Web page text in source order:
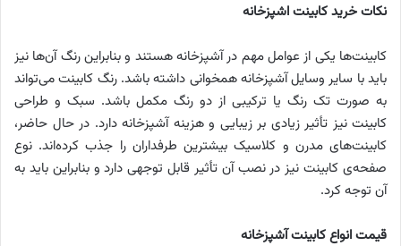
نکات خرید کابینت اشپزخانه
کابینت‌ها یکی از عوامل مهم در آشپزخانه هستند و بنابراین رنگ آن‌ها نیز
باید با سایر وسایل آشپزخانه همخوانی داشته باشد. رنگ کابینت می‌تواند
به صورت تک رنگ یا ترکیبی از دو رنگ مکمل باشد. سبک و طراحی
کابینت نیز تأثیر زیادی بر زیبایی و هزینه آشپزخانه دارد. در حال حاضر،
کابینت‌های مدرن و کلاسیک بیشترین طرفداران را جذب کرده‌اند. نوع
صفحه‌ی کابینت نیز در نصب آن تأثیر قابل توجهی دارد و بنابراین باید به
آن توجه کرد.
قیمت انواع کابینت آشپزخانه